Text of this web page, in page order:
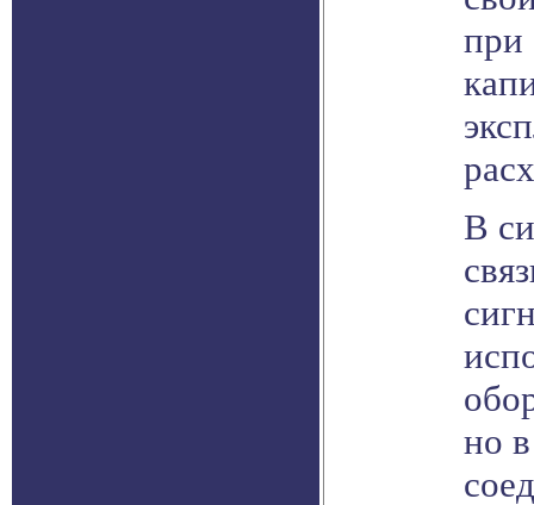
при
В
но